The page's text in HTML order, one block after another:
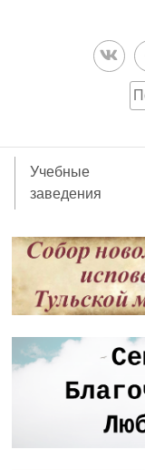
Учебные
заведения